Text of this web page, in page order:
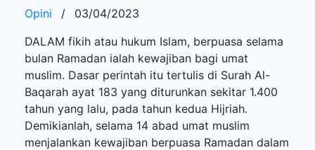
Opini /
03/04/2023
DALAM fikih atau hukum Islam, berpuasa selama
bulan Ramadan ialah kewajiban bagi umat
muslim. Dasar perintah itu tertulis di Surah Al-
Baqarah ayat 183 yang diturunkan sekitar 1.400
tahun yang lalu, pada tahun kedua Hijriah.
Demikianlah, selama 14 abad umat muslim
menjalankan kewajiban berpuasa Ramadan dalam